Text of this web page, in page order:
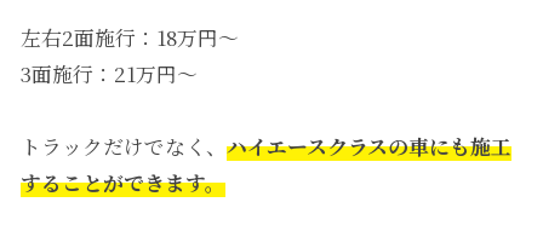
左右2面施行：18万円～
3面施行：21万円～
トラックだけでなく、 ハイエースクラスの車にも施工
することができます。